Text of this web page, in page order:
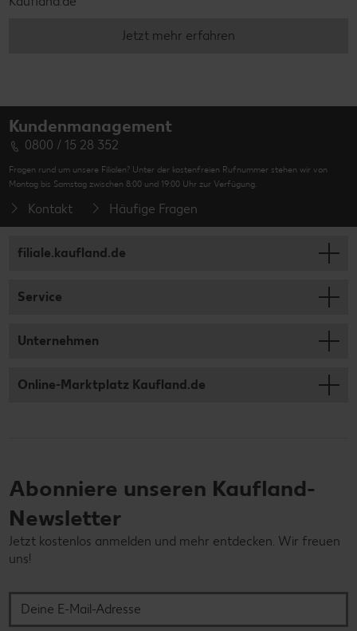
Jetzt mehr erfahren
Kundenmanagement
0800 / 15 28 352
Fragen rund um unsere Filialen? Unter der kostenfreien Rufnummer stehen wir von
Montag bis Samstag zwischen 8:00 und 19:00 Uhr zur Verfügung.
Kontakt Häufige Fragen
filiale.kaufland.de
Service
Unternehmen
Online-Marktplatz Kaufland.de
Abonniere unseren Kaufland-
Newsletter
Jetzt kostenlos anmelden und mehr entdecken. Wir freuen
uns!